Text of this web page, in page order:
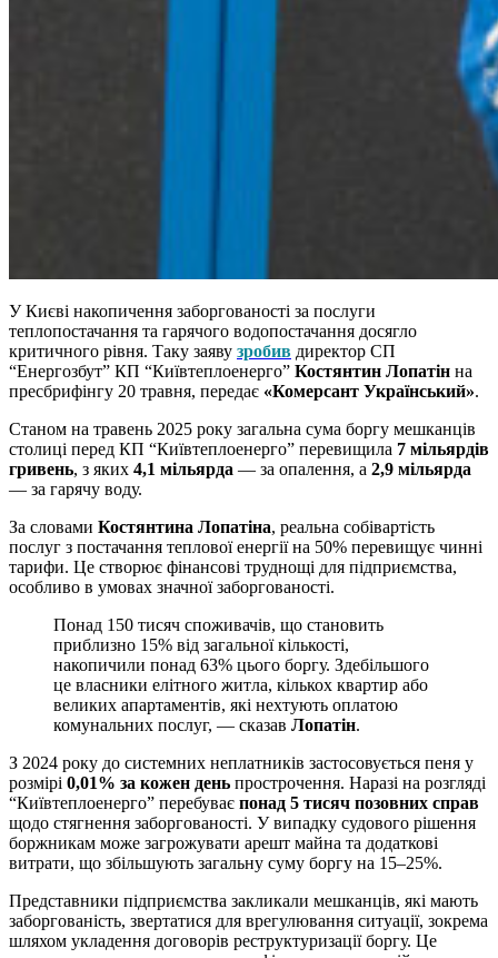
У Києві накопичення заборгованості за послуги
теплопостачання та гарячого водопостачання досягло
критичного рівня. Таку заяву зробив директор СП
“Енергозбут” КП “Київтеплоенерго” Костянтин Лопатін на
пресбрифінгу 20 травня, передає «Комерсант Український».
Станом на травень 2025 року загальна сума боргу мешканців
столиці перед КП “Київтеплоенерго” перевищила 7 мільярдів
гривень, з яких 4,1 мільярда — за опалення, а 2,9 мільярда
— за гарячу воду.
За словами Костянтина Лопатіна, реальна собівартість
послуг з постачання теплової енергії на 50% перевищує чинні
тарифи. Це створює фінансові труднощі для підприємства,
особливо в умовах значної заборгованості.
Понад 150 тисяч споживачів, що становить
приблизно 15% від загальної кількості,
накопичили понад 63% цього боргу. Здебільшого
це власники елітного житла, кількох квартир або
великих апартаментів, які нехтують оплатою
комунальних послуг, — сказав Лопатін.
З 2024 року до системних неплатників застосовується пеня у
розмірі 0,01% за кожен день прострочення. Наразі на розгляді
“Київтеплоенерго” перебуває понад 5 тисяч позовних справ
щодо стягнення заборгованості. У випадку судового рішення
боржникам може загрожувати арешт майна та додаткові
витрати, що збільшують загальну суму боргу на 15–25%.
Представники підприємства закликали мешканців, які мають
заборгованість, звертатися для врегулювання ситуації, зокрема
шляхом укладення договорів реструктуризації боргу. Це